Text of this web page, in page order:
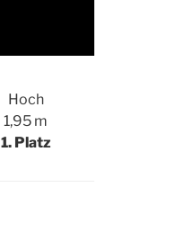
Hoch
1,95 m
1. Platz